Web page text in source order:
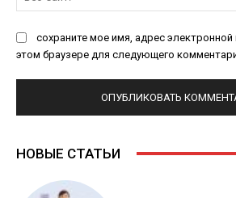
сохраните мое имя, адрес
этом браузере для следующего
НОВЫЕ СТАТЬИ